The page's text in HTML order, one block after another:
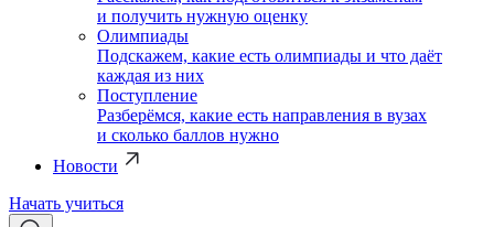
и получить нужную оценку
Олимпиады
Подскажем, какие есть олимпиады и что даёт
каждая из них
Поступление
Разберёмся, какие есть направления в вузах
и сколько баллов нужно
Новости
Начать учиться